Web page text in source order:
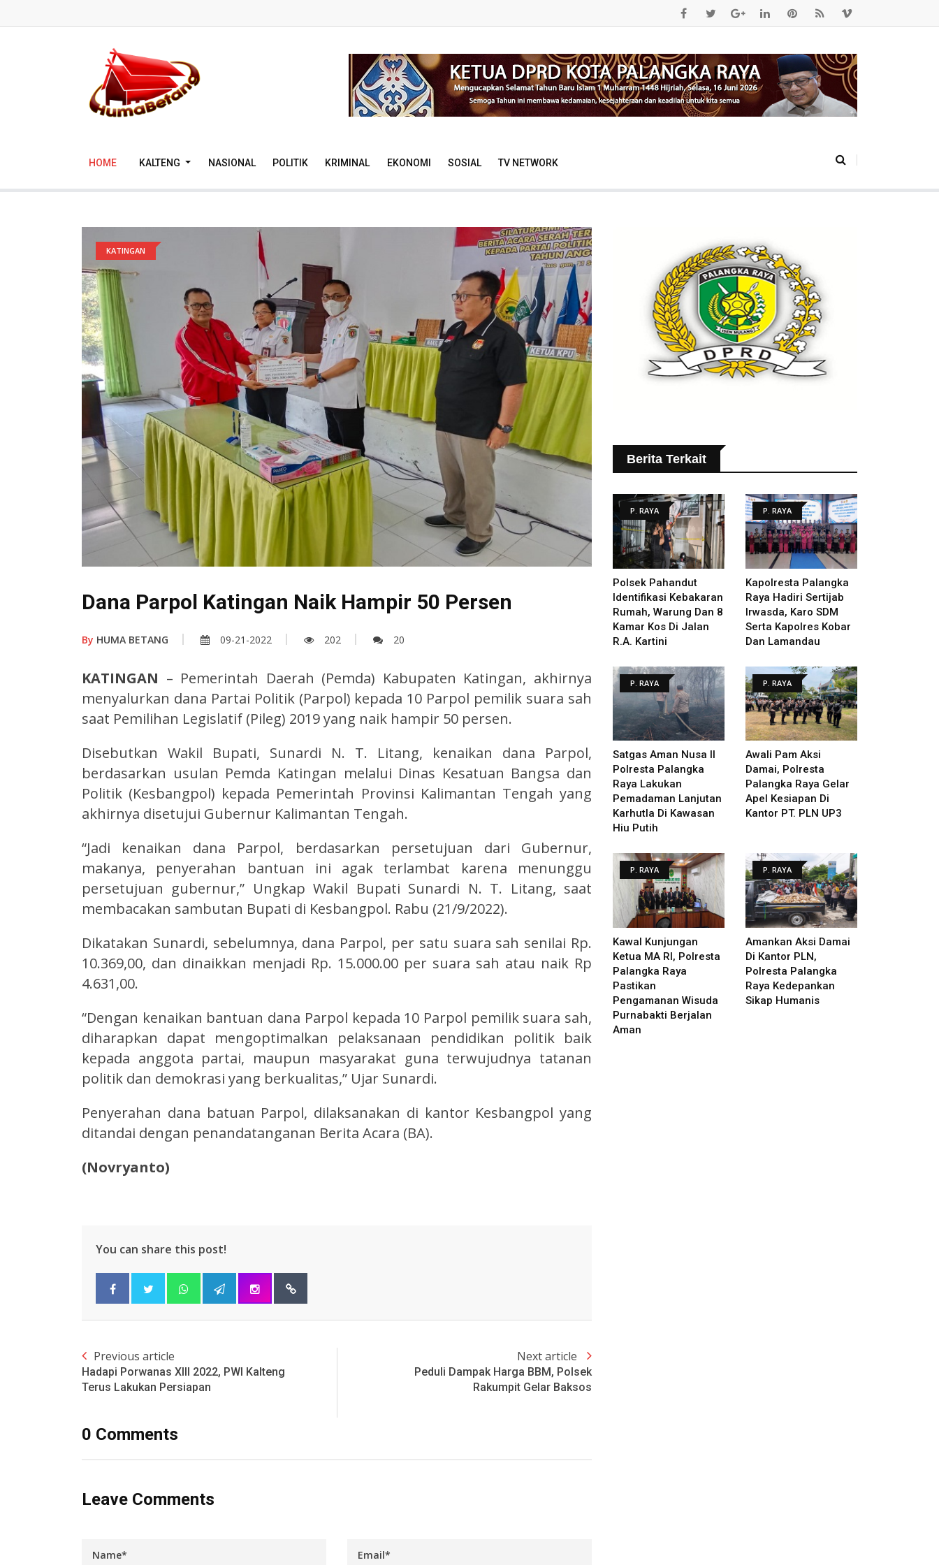
HOME KALTENG NASIONAL POLITIK KRIMINAL EKONOMI SOSIAL TV NETWORK
KATINGAN
Dana Parpol Katingan Naik Hampir 50 Persen
By HUMA BETANG 09-21-2022 202 20
KATINGAN – Pemerintah Daerah (Pemda) Kabupaten Katingan, akhirnya
menyalurkan dana Partai Politik (Parpol) kepada 10 Parpol pemilik suara sah
saat Pemilihan Legislatif (Pileg) 2019 yang naik hampir 50 persen.
Disebutkan Wakil Bupati, Sunardi N. T. Litang, kenaikan dana Parpol,
berdasarkan usulan Pemda Katingan melalui Dinas Kesatuan Bangsa dan
Politik (Kesbangpol) kepada Pemerintah Provinsi Kalimantan Tengah yang
akhirnya disetujui Gubernur Kalimantan Tengah.
“Jadi kenaikan dana Parpol, berdasarkan persetujuan dari Gubernur,
makanya, penyerahan bantuan ini agak terlambat karena menunggu
persetujuan gubernur,” Ungkap Wakil Bupati Sunardi N. T. Litang, saat
membacakan sambutan Bupati di Kesbangpol. Rabu (21/9/2022).
Dikatakan Sunardi, sebelumnya, dana Parpol, per satu suara sah senilai Rp.
10.369,00, dan dinaikkan menjadi Rp. 15.000.00 per suara sah atau naik Rp
4.631,00.
“Dengan kenaikan bantuan dana Parpol kepada 10 Parpol pemilik suara sah,
diharapkan dapat mengoptimalkan pelaksanaan pendidikan politik baik
kepada anggota partai, maupun masyarakat guna terwujudnya tatanan
politik dan demokrasi yang berkualitas,” Ujar Sunardi.
Penyerahan dana batuan Parpol, dilaksanakan di kantor Kesbangpol yang
ditandai dengan penandatanganan Berita Acara (BA).
(Novryanto)
You can share this post!
Previous article
Hadapi Porwanas XIII 2022, PWI Kalteng
Terus Lakukan Persiapan
Next article
Peduli Dampak Harga BBM, Polsek
Rakumpit Gelar Baksos
0 Comments
Leave Comments
Berita Terkait
P. RAYA
Polsek Pahandut
Identifikasi Kebakaran
Rumah, Warung Dan 8
Kamar Kos Di Jalan
R.A. Kartini
P. RAYA
Kapolresta Palangka
Raya Hadiri Sertijab
Irwasda, Karo SDM
Serta Kapolres Kobar
Dan Lamandau
P. RAYA
Satgas Aman Nusa II
Polresta Palangka
Raya Lakukan
Pemadaman Lanjutan
Karhutla Di Kawasan
Hiu Putih
P. RAYA
Awali Pam Aksi
Damai, Polresta
Palangka Raya Gelar
Apel Kesiapan Di
Kantor PT. PLN UP3
P. RAYA
Kawal Kunjungan
Ketua MA RI, Polresta
Palangka Raya
Pastikan
Pengamanan Wisuda
Purnabakti Berjalan
Aman
P. RAYA
Amankan Aksi Damai
Di Kantor PLN,
Polresta Palangka
Raya Kedepankan
Sikap Humanis